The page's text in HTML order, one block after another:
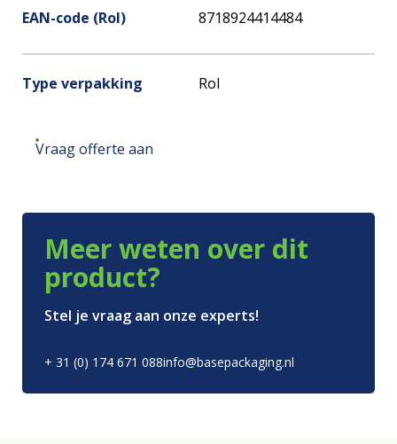
EAN-code (Rol)
8718924414484
Type verpakking Rol
Vraag offerte aan
Meer weten over dit
product?
Stel je vraag aan onze experts!
+ 31 (0) 174 671 088info@basepackaging.nl